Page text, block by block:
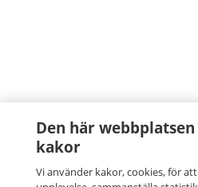
Den här
kakor
Vi använder kakor, cookies, för